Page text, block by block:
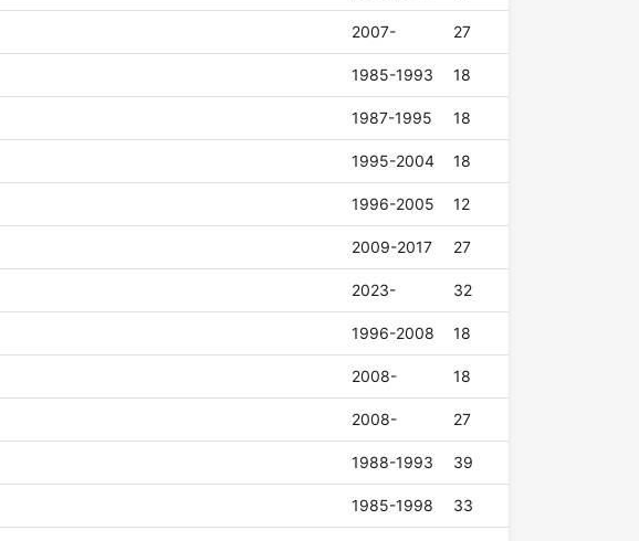
2007- 27
1985-1993 18
1987-1995 18
1995-2004 18
1996-2005 12
2009-2017 27
2023- 32
1996-2008 18
2008- 18
2008- 27
1988-1993 39
1985-1998 33